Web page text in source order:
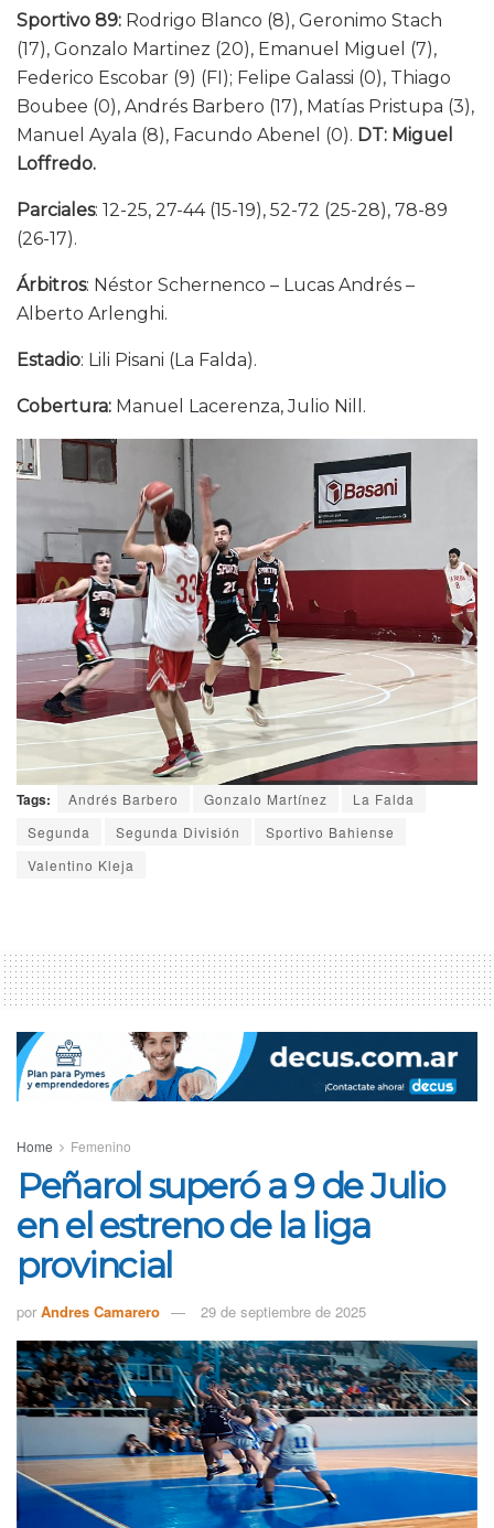
Sportivo 89: Rodrigo Blanco (8), Geronimo Stach
(17), Gonzalo Martinez (20), Emanuel Miguel (7),
Federico Escobar (9) (FI); Felipe Galassi (0), Thiago
Boubee (0), Andrés Barbero (17), Matías Pristupa (3),
Manuel Ayala (8), Facundo Abenel (0). DT: Miguel
Loffredo.
Parciales: 12-25, 27-44 (15-19), 52-72 (25-28), 78-89
(26-17).
Árbitros: Néstor Schernenco – Lucas Andrés –
Alberto Arlenghi.
Estadio: Lili Pisani (La Falda).
Cobertura: Manuel Lacerenza, Julio Nill.
Tags: Andrés Barbero Gonzalo Martínez
La Falda
Segunda
Segunda División
Sportivo Bahiense
Valentino Kleja
Home Femenino
Peñarol superó a 9 de Julio
en el estreno de la liga
provincial
por Andres Camarero 29 de septiembre de 2025